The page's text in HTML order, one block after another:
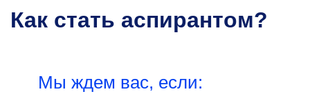
Как стать аспирантом?
Мы ждем вас, если: